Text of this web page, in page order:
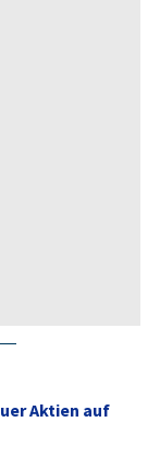
Aktien auf